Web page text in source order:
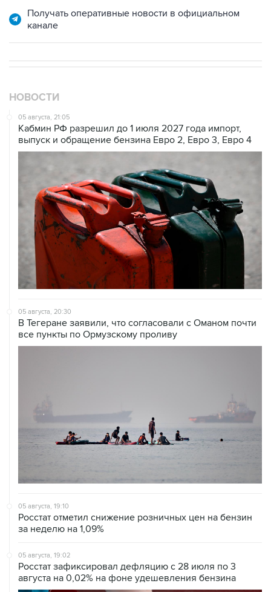
Получать оперативные новости в официальном
канале
НОВОСТИ
05 августа, 21:05
Кабмин РФ разрешил до 1 июля 2027 года импорт,
выпуск и обращение бензина Евро 2, Евро 3, Евро 4
05 августа, 20:30
В Тегеране заявили, что согласовали с Оманом почти
все пункты по Ормузскому проливу
05 августа, 19:10
Росстат отметил снижение розничных цен на бензин
за неделю на 1,09%
05 августа, 19:02
Росстат зафиксировал дефляцию с 28 июля по 3
августа на 0,02% на фоне удешевления бензина